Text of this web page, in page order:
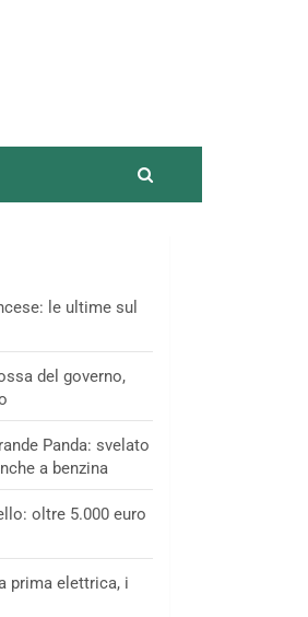
le ultime sul
del governo,
Panda: svelato
a benzina
oltre 5.000 euro
prima elettrica, i